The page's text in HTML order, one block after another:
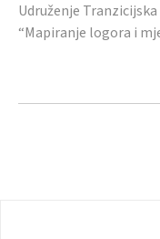
Udruženje
“Mapiranje logora i